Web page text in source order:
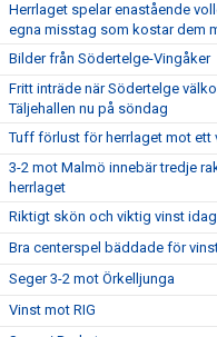
Herrlaget spelar enastående
egna misstag som kostar dem
Bilder från Södertelge-Vingåker
Fritt inträde när Södertelge
Täljehallen nu på söndag
Tuff förlust för herrlaget mot ett
3-2 mot Malmö innebär tredje
herrlaget
Riktigt skön och viktig vinst
Bra centerspel bäddade för
Seger 3-2 mot Örkelljunga
Vinst mot RIG